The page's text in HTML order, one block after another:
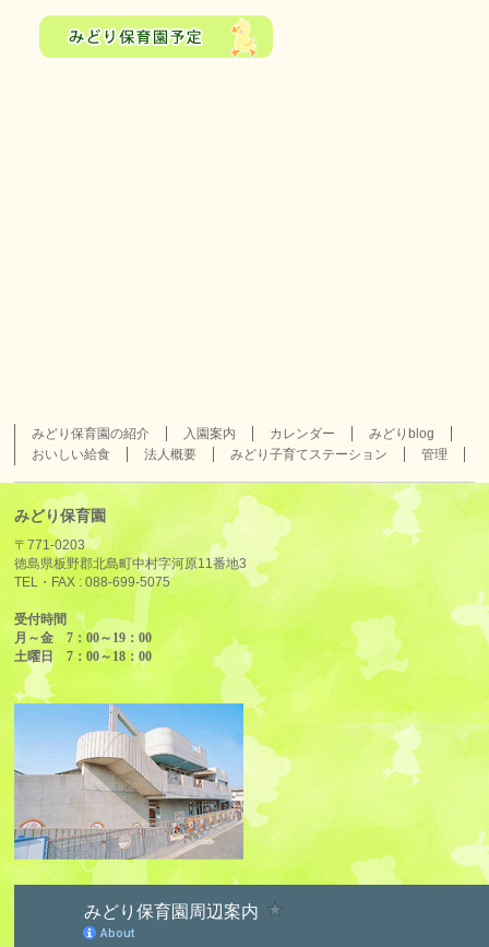
みどり保育園の紹介 入園案内 カレンダー
みどりblog
おいしい給食
法人概要 みどり子育てステーション 管理
みどり保育園
〒771-0203
徳島県板野郡北島町中村字河原11番地3
TEL・FAX :088-699-5075
受付時間
月～金 7：00～19：00
土曜日 7：00～18：00